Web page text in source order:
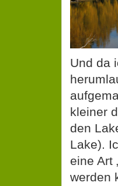
Und da
kleiner
den
Lake).
eine Art
werden